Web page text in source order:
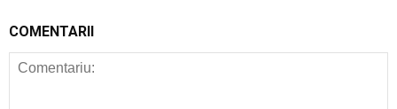
COMENTARII